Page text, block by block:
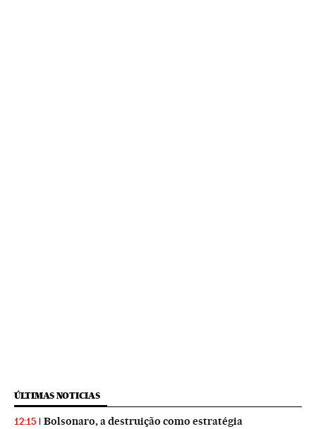
ÚLTIMAS NOTICIAS
12:15 Bolsonaro, a destruição como estratégia